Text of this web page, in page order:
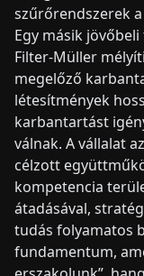
szűrőrendszerek
Egy másik
Filter-Müller
megelőző
létesítmények
karbantartást
válnak. A vállalat
célzott
kompetencia
átadásával,
tudás folyamatos
fundamentum,